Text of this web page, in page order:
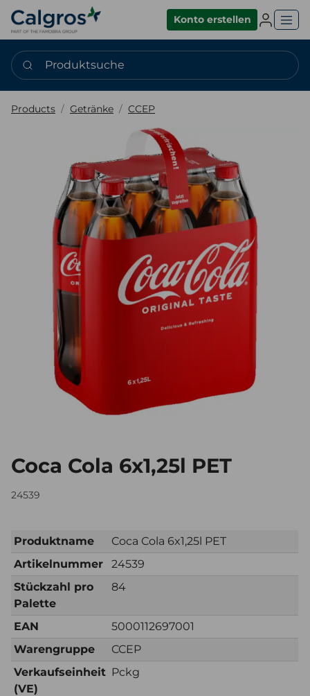
Konto erstellen
Produktsuche
Products Getränke CCEP
Coca Cola 6x1,25l PET
24539
Produktname
Coca Cola 6x1,25l PET
Artikelnummer
24539
Stückzahl pro
Palette
84
EAN
5000112697001
Warengruppe
CCEP
Verkaufseinheit
(VE)
Pckg